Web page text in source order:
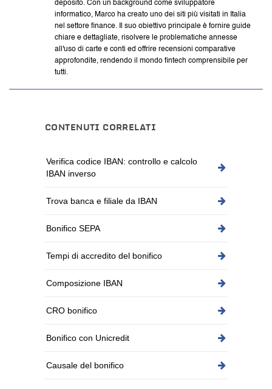
deposito. Con un background come sviluppatore
informatico, Marco ha creato uno dei siti più visitati in Italia
nel settore finance. Il suo obiettivo principale è fornire guide
chiare e dettagliate, risolvere le problematiche annesse
all'uso di carte e conti ed offrire recensioni comparative
approfondite, rendendo il mondo fintech comprensibile per
tutti.
CONTENUTI CORRELATI
Verifica codice IBAN: controllo e calcolo
IBAN inverso
Trova banca e filiale da IBAN
Bonifico SEPA
Tempi di accredito del bonifico
Composizione IBAN
CRO bonifico
Bonifico con Unicredit
Causale del bonifico